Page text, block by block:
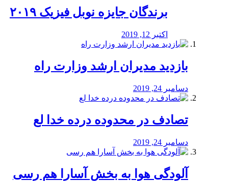
برندگان جایزه نوبل فیزیک ۲۰۱۹
اکتبر 12, 2019
بازدید مدیران ارشد وزارت راه
دسامبر 24, 2019
تصادف در محدوده درده خدا لع
دسامبر 24, 2019
آلودگی هوا به بخش آسارا هم رسی